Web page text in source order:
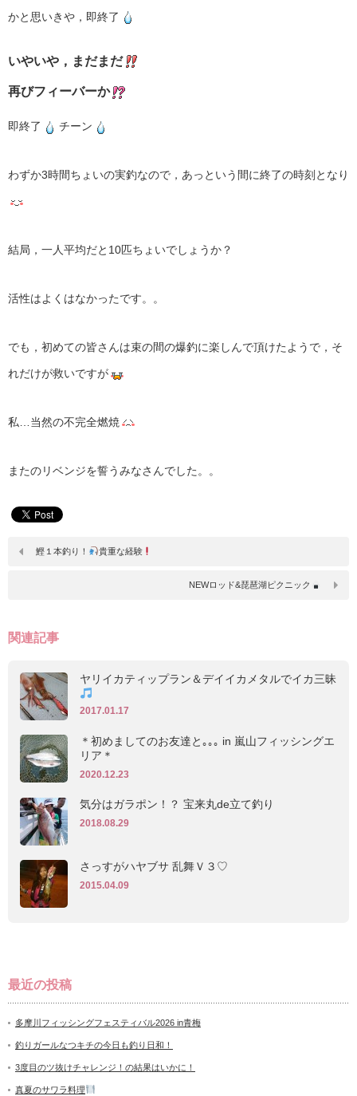
かと思いきや，即終了
いやいや，まだまだ
再びフィーバーか
即終了 チーン
わずか3時間ちょいの実釣なので，あっという間に終了の時刻となり
結局，一人平均だと10匹ちょいでしょうか？
活性はよくはなかったです。。
でも，初めての皆さんは束の間の爆釣に楽しんで頂けたようで，そ
れだけが救いですが
私…当然の不完全燃焼
またのリベンジを誓うみなさんでした。。
鰹１本釣り！ 貴重な経験
NEWロッド&琵琶湖ピクニック
関連記事
ヤリイカティップラン＆デイイカメタルでイカ三昧
2017.01.17
＊初めましてのお友達と｡｡｡ in 嵐山フィッシングエ
リア＊
2020.12.23
気分はガラポン！？ 宝来丸de立て釣り
2018.08.29
さっすがハヤブサ 乱舞Ｖ３♡
2015.04.09
最近の投稿
多摩川フィッシングフェスティバル2026 in青梅
釣りガールなつキチの今日も釣り日和！
3度目のツ抜けチャレンジ！の結果はいかに！
真夏のサワラ料理